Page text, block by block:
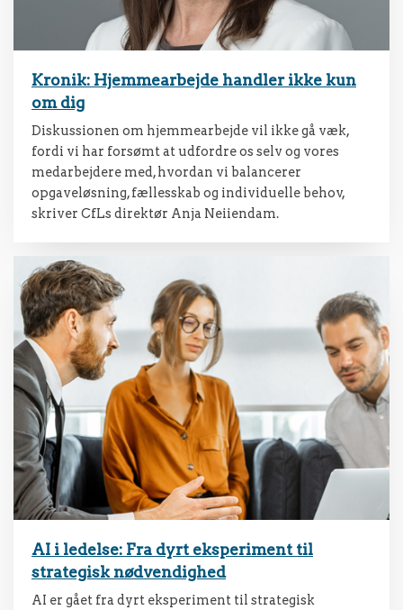
Kronik: Hjemmearbejde handler ikke kun
om dig
Diskussionen om hjemmearbejde vil ikke gå væk,
fordi vi har forsømt at udfordre os selv og vores
medarbejdere med, hvordan vi balancerer
opgaveløsning, fællesskab og individuelle behov,
skriver CfLs direktør Anja Neiiendam.
AI i ledelse: Fra dyrt eksperiment til
strategisk nødvendighed
AI er gået fra dyrt eksperiment til strategisk